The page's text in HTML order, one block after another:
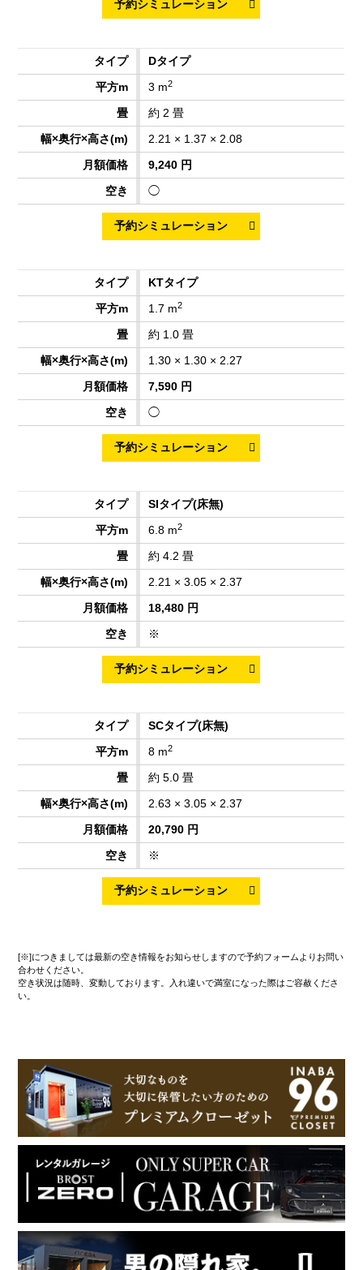
Dタイプ
3 m2
約 2 畳
2.21 × 1.37 × 2.08
9,240 円
◯
KTタイプ
1.7 m2
約 1.0 畳
1.30 × 1.30 × 2.27
7,590 円
◯
SIタイプ(床無)
6.8 m2
約 4.2 畳
2.21 × 3.05 × 2.37
18,480 円
※
SCタイプ(床無)
8 m2
約 5.0 畳
2.63 × 3.05 × 2.37
20,790 円
※
[※]につきましては最新の空き情報をお知らせしますので予約フォームよりお問い
合わせください。
空き状況は随時、変動しております。入れ違いで満室になった際はご容赦くださ
い。